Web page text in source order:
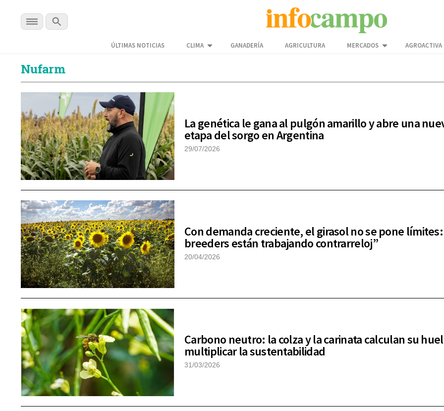
ÚLTIMAS NOTICIAS CLIMA GANADERÍA AGRICULTURA MERCADOS AGROACTIVA
Nufarm
La genética le gana al pulgón amarillo y abre una
etapa del sorgo en Argentina
29/07/2026
Con demanda creciente, el girasol no se pone
breeders están trabajando contrarreloj”
20/04/2026
Carbono neutro: la colza y la carinata calculan su
multiplicar la sustentabilidad
31/03/2026